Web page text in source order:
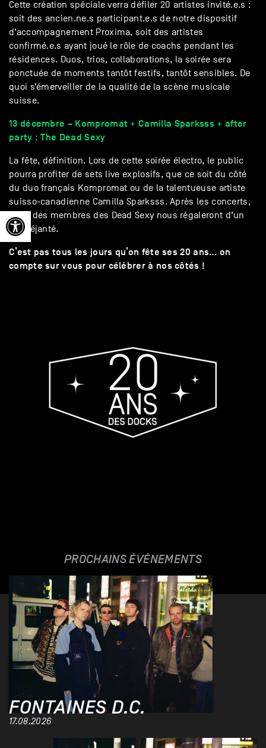
Ouvrir la barre d’outils
Cette création spéciale verra défiler 20 artistes invité.e.s :
soit des ancien.ne.s participant.e.s de notre dispositif
d’accompagnement Proxima, soit des artistes
confirmé.e.s ayant joué le rôle de coachs pendant les
résidences. Duos, trios, collaborations, la soirée sera
ponctuée de moments tantôt festifs, tantôt sensibles. De
quoi s’émerveiller de la qualité de la scène musicale
suisse.
13 décembre – Kompromat + Camilla Sparksss + after
party : The Dead Sexy
La fête, définition. Lors de cette soirée électro, le public
pourra profiter de sets live explosifs, que ce soit du côté
du duo français Kompromat ou de la talentueuse artiste
suisso-canadienne Camilla Sparksss. Après les concerts,
deux des membres des Dead Sexy nous régaleront d’un
set déjanté.
C’est pas tous les jours qu’on fête ses 20 ans… on
compte sur vous pour célébrer à nos côtés !
PROCHAINS ÉVÉNEMENTS
FONTAINES D.C.
17.08.2026